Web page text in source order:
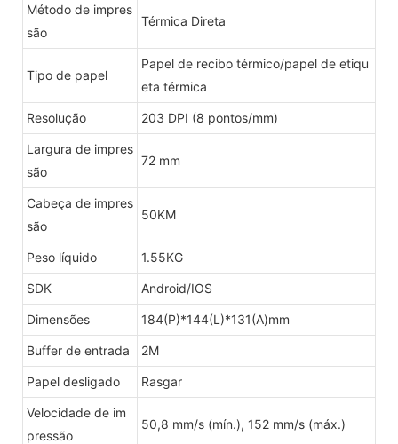
Método de impres
são
Térmica Direta
Tipo de papel
Papel de recibo térmico/papel de etiqu
eta térmica
Resolução 203 DPI (8 pontos/mm)
Largura de impres
são
72 mm
Cabeça de impres
são
50KM
Peso líquido 1.55KG
SDK Android/IOS
Dimensões 184(P)*144(L)*131(A)mm
Buffer de entrada 2M
Papel desligado Rasgar
Velocidade de im
pressão
50,8 mm/s (mín.), 152 mm/s (máx.)